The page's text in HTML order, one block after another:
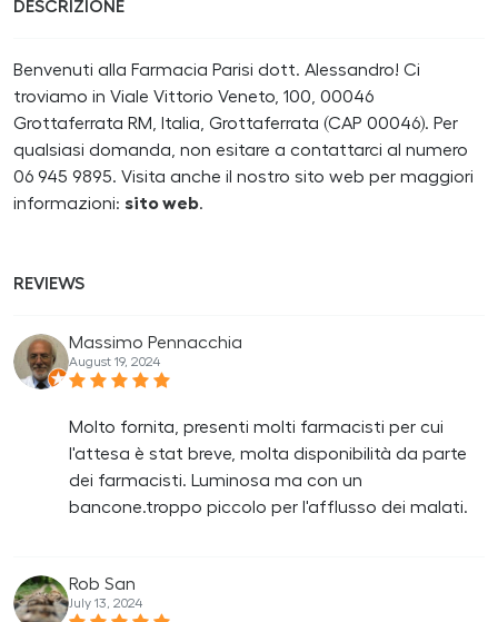
DESCRIZIONE
Benvenuti alla Farmacia Parisi dott. Alessandro! Ci
troviamo in Viale Vittorio Veneto, 100, 00046
Grottaferrata RM, Italia, Grottaferrata (CAP 00046). Per
qualsiasi domanda, non esitare a contattarci al numero
06 945 9895. Visita anche il nostro sito web per maggiori
informazioni: sito web.
REVIEWS
Massimo Pennacchia
August 19, 2024
Molto fornita, presenti molti farmacisti per cui
l'attesa è stat breve, molta disponibilità da parte
dei farmacisti. Luminosa ma con un
bancone.troppo piccolo per l'afflusso dei malati.
Rob San
July 13, 2024